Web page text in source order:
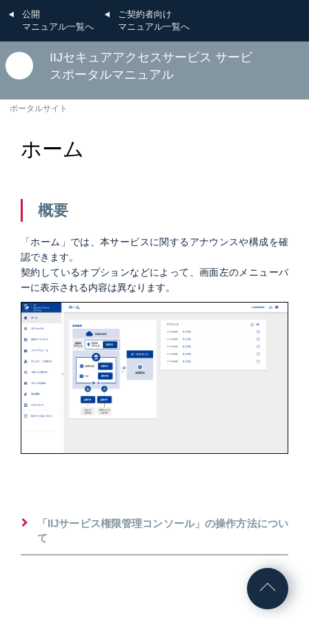
公開
マニュアル一覧へ
ご契約者向け
マニュアル一覧へ
IIJセキュアアクセスサービス サービ
スポータルマニュアル
ポータルサイト
ホーム
概要
「ホーム」では、本サービスに関するアナウンスや構成を確
認できます。
契約しているオプションなどによって、画面左のメニューバ
ーに表示される内容は異なります。
「IIJサービス権限管理コンソール」の操作方法につい
て